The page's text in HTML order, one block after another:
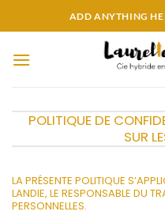
au
ADD ANYTHING
POLITIQUE DE
SUR
LA PRÉSENTE POLITIQUE
LANDIE, LE RESPONSABLE DU
PERSONNELLES.